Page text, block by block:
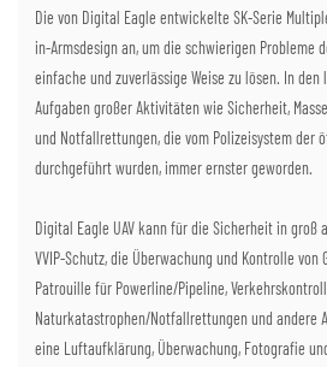
Die von Digital Eagle entwickelte SK-Serie
in-Armsdesign an, um die schwierigen Probleme
einfache und zuverlässige Weise zu lösen. In
Aufgaben großer Aktivitäten wie Sicherheit,
und Notfallrettungen, die vom Polizeisystem der
durchgeführt wurden, immer ernster geworden.
Digital Eagle UAV kann für die Sicherheit in groß
VVIP-Schutz, die Überwachung und Kontrolle von
Patrouille für Powerline/Pipeline,
Naturkatastrophen/Notfallrettungen und andere
eine Luftaufklärung, Überwachung, Fotografie